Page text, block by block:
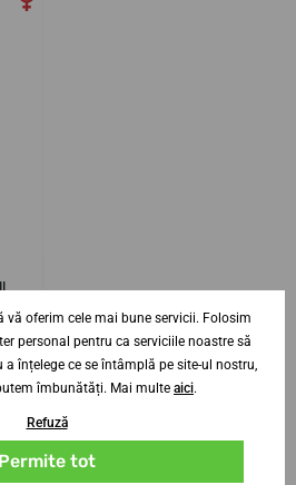
vă oferim cele mai bune servicii. Folosim
personal pentru ca serviciile noastre să
înțelege ce se întâmplă pe site-ul nostru,
îmbunătăți. Mai multe aici.
Refuză
Permite tot